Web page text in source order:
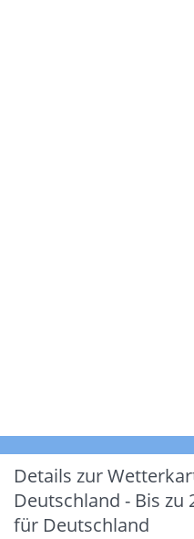
Details zur
Deutschland - Bis zu
für Deutschland